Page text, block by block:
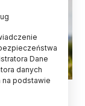
Dane
danych
na podstawie